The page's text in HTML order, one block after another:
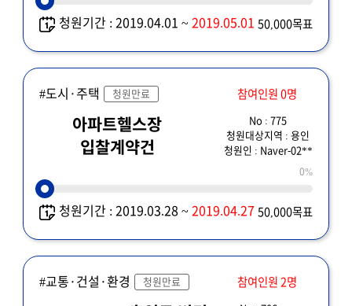
청원기간 : 2019.04.01 ~2019.05.01 50,000목표
#도시·주택 청원만료 참여인원 0명
아파트헬스장
입찰계약건
No : 775
청원대상지역 : 용인
청원인 : Naver-02**
0%
청원기간 : 2019.03.28 ~2019.04.27 50,000목표
#교통·건설·환경 청원만료 참여인원 2명